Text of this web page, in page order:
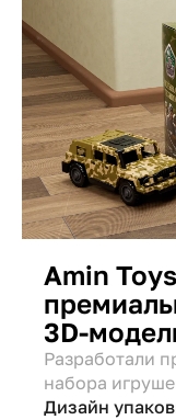
Amin
3D-
Разработали
набора
джип).
Дизайн